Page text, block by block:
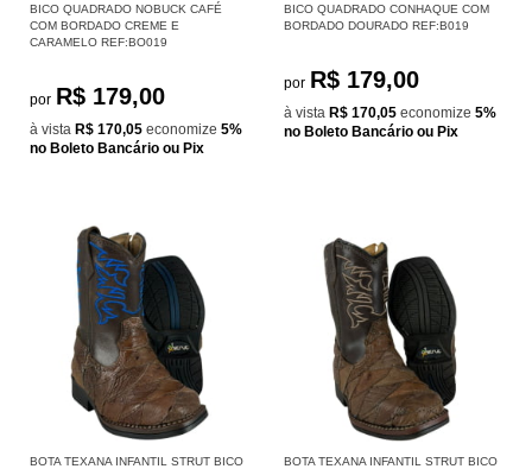
BICO QUADRADO NOBUCK CAFÉ
COM BORDADO CREME E
CARAMELO REF:BO019
por R$ 179,00
à vista R$ 170,05 economize 5%
no Boleto Bancário ou Pix
BICO QUADRADO CONHAQUE COM
BORDADO DOURADO REF:B019
por R$ 179,00
à vista R$ 170,05 economize 5%
no Boleto Bancário ou Pix
BOTA TEXANA INFANTIL STRUT BICO
BOTA TEXANA INFANTIL STRUT BICO